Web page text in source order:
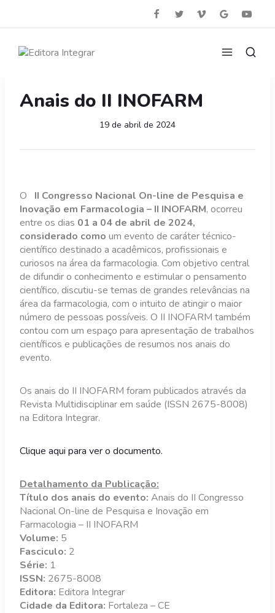
Anais do II INOFARM
19 de abril de 2024
O
II Congresso Nacional On-line de Pesquisa e
Inovação em Farmacologia – II INOFARM, ocorreu
entre os dias 01 a 04 de abril de 2024,
considerado como um evento de caráter técnico-
científico destinado a acadêmicos, profissionais e
curiosos na área da farmacologia. Com objetivo central
de difundir o conhecimento e estimular o pensamento
científico, discutiu-se temas de grandes relevâncias na
área da farmacologia, com o intuito de atingir o maior
número de pessoas possíveis. O II INOFARM também
contou com um espaço para apresentação de trabalhos
científicos e publicações de resumos nos anais do
evento.
Os anais do II INOFARM foram publicados através da
Revista Multidisciplinar em saúde (ISSN 2675-8008)
na Editora Integrar.
Clique aqui para ver o documento.
Detalhamento da Publicação:
Título dos anais do evento: Anais do II Congresso
Nacional On-line de Pesquisa e Inovação em
Farmacologia – II INOFARM
Volume: 5
Fasciculo: 2
Série: 1
ISSN: 2675-8008
Editora: Editora Integrar
Cidade da Editora: Fortaleza – CE